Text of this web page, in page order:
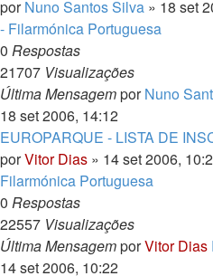
porNuno Santos Silva » 18 set
- Filarmónica Portuguesa
0 Respostas
21707 Visualizações
Última MensagemporNuno
18 set 2006, 14:12
EUROPARQUE - LISTA DE
porVitor Dias » 14 set 2006,
Filarmónica Portuguesa
0 Respostas
22557 Visualizações
Última MensagemporVitor Dias
14 set 2006, 10:22